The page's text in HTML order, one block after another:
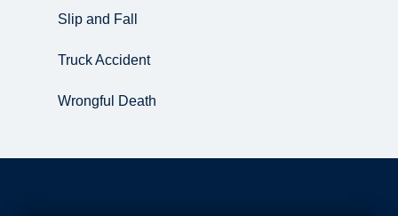
Slip and Fall
Truck Accident
Wrongful Death